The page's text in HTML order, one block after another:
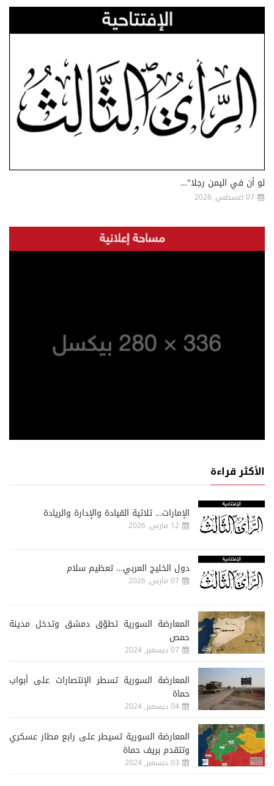
لو أن في اليمن رجلا"…
07 اغسطس, 2026
الأكثر قراءة
الإمارات… ثلاثية القيادة والإدارة والريادة
12 مارس, 2026
دول الخليج العربي… تعظيم سلام
07 مارس, 2026
المعارضة السورية تطوّق دمشق وتدخل مدينة
حمص
07 ديسمبر, 2024
المعارضة السورية تسطر الإنتصارات على أبواب
حماة
04 ديسمبر, 2024
المعارضة السورية تسيطر على رابع مطار عسكري
وتتقدم بريف حماة
03 ديسمبر, 2024